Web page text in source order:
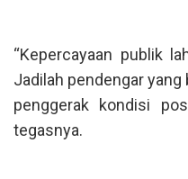
“Kepercayaan publik
Jadilah pendengar yang
penggerak kondisi
tegasnya.